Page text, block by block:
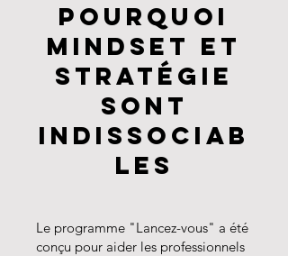
Pourquoi
Mindset et
Stratégie
sont
Indissociab
les
Le programme "Lancez-vous" a été
conçu pour aider les professionnels